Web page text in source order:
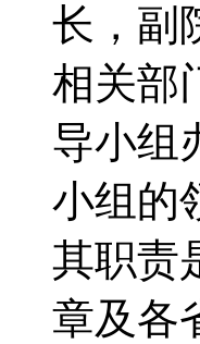
长，副
相关
导小组
小组的
其职
章及各